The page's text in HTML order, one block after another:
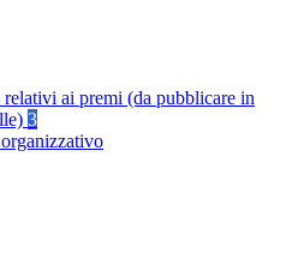
ai premi (da pubblicare in
3